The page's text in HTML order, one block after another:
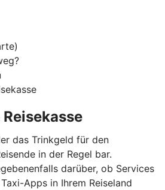
das Trinkgeld für den
in der Regel bar.
darüber, ob Services
Apps in Ihrem Reiseland